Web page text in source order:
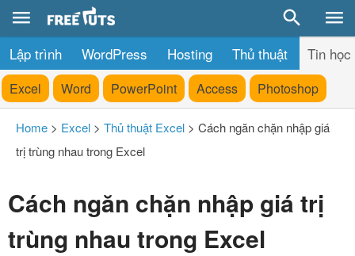
Lập trình WordPress Hosting Thủ thuật Tin học
Excel Word PowerPoint Access Photoshop
Home > Excel > Thủ thuật Excel > Cách ngăn chặn nhập giá
trị trùng nhau trong Excel
Cách ngăn chặn nhập giá trị
trùng nhau trong Excel